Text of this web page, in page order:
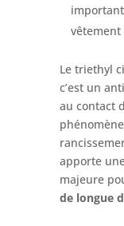
vêtement
Le triethyl
c’est un
au contact
apporte
majeure
de longue